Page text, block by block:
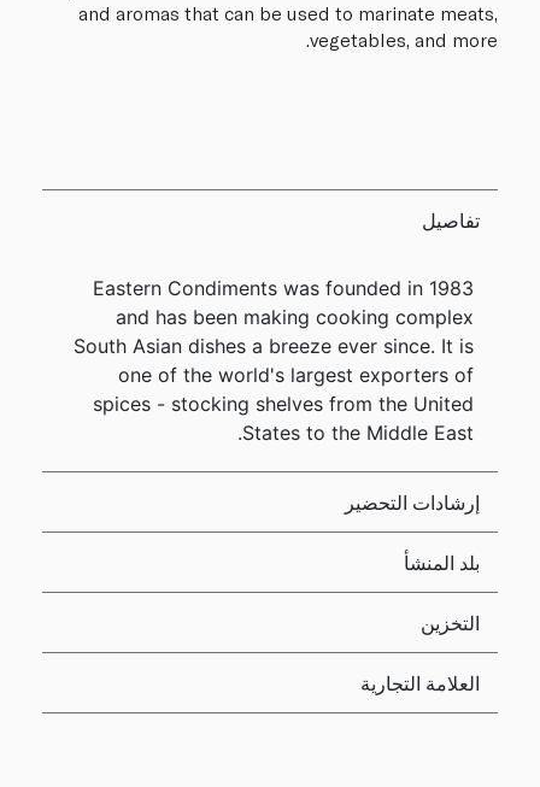
and aromas that can be used to marinate meats,
vegetables, and more.
تفاصيل
Eastern Condiments was founded in 1983
and has been making cooking complex
South Asian dishes a breeze ever since. It is
one of the world's largest exporters of
spices - stocking shelves from the United
States to the Middle East.
إرشادات التحضير
بلد المنشأ
التخزين
العلامة التجارية